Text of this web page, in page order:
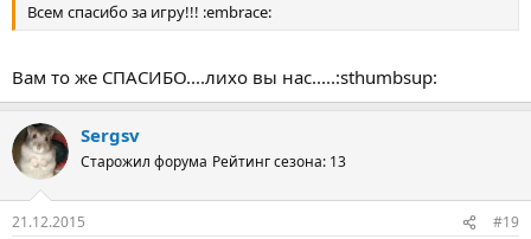
Всем спасибо за игру!!! :embrace:
Вам то же СПАСИБО....лихо вы нас.....:sthumbsup:
Sergsv
Старожил форума Рейтинг сезона: 13
21.12.2015 #19